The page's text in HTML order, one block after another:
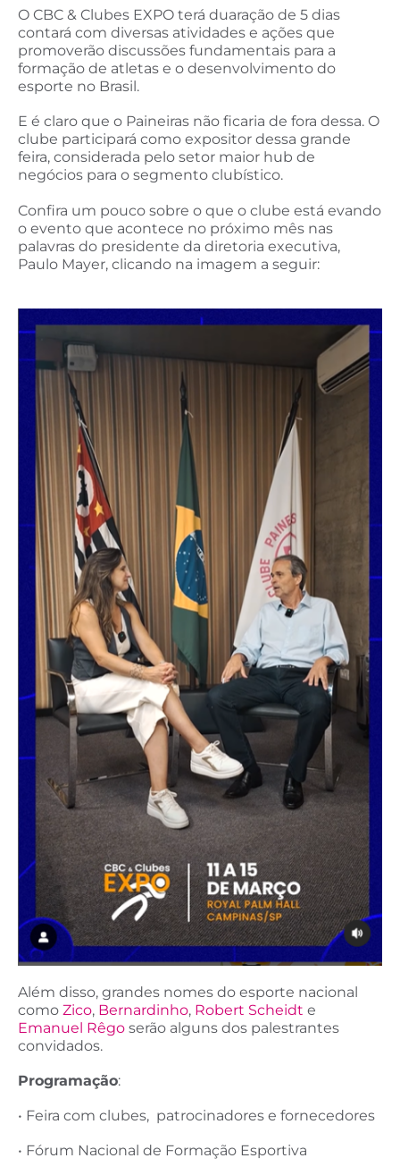
O CBC & Clubes EXPO terá duaração de 5 dias
contará com diversas atividades e ações que
promoverão discussões fundamentais para a
formação de atletas e o desenvolvimento do
esporte no Brasil.
E é claro que o Paineiras não ficaria de fora dessa. O
clube participará como expositor dessa grande
feira, considerada pelo setor maior hub de
negócios para o segmento clubístico.
Confira um pouco sobre o que o clube está evando
o evento que acontece no próximo mês nas
palavras do presidente da diretoria executiva,
Paulo Mayer, clicando na imagem a seguir:
Além disso, grandes nomes do esporte nacional
como Zico, Bernardinho, Robert Scheidt e
Emanuel Rêgo serão alguns dos palestrantes
convidados.
Programação:
• Feira com clubes, patrocinadores e fornecedores
• Fórum Nacional de Formação Esportiva